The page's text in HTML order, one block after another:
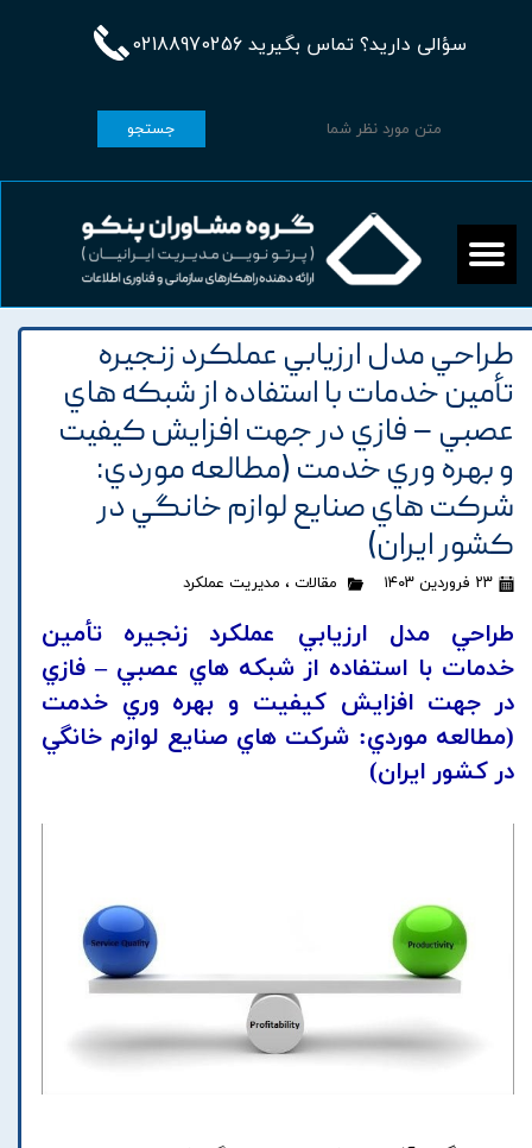
سؤالی دارید؟ تماس بگیرید 02188970256
جستجو
طراحي مدل ارزيابي عملکرد زنجيره
تأمين خدمات با استفاده از شبکه هاي
عصبي – فازي در جهت افزايش کيفيت
و بهره وري خدمت (مطالعه موردي:
شرکت هاي صنايع لوازم خانگي در
کشور ايران)
۲۳ فروردین ۱۴۰۳ مقالات ، مدیریت عملکرد
طراحي مدل ارزيابي عملکرد زنجيره تأمين
خدمات با استفاده از شبکه هاي عصبي – فازي
در جهت افزايش کيفيت و بهره وري خدمت
(مطالعه موردي: شرکت هاي صنايع لوازم خانگي
در کشور ايران)